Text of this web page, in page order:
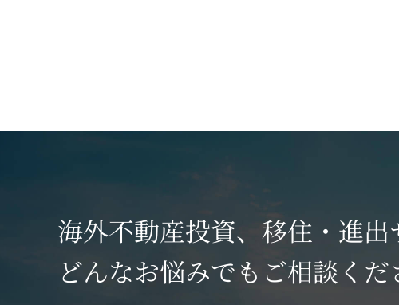
海外不動産投資、移住・進出
どんなお悩みでもご相談くだ